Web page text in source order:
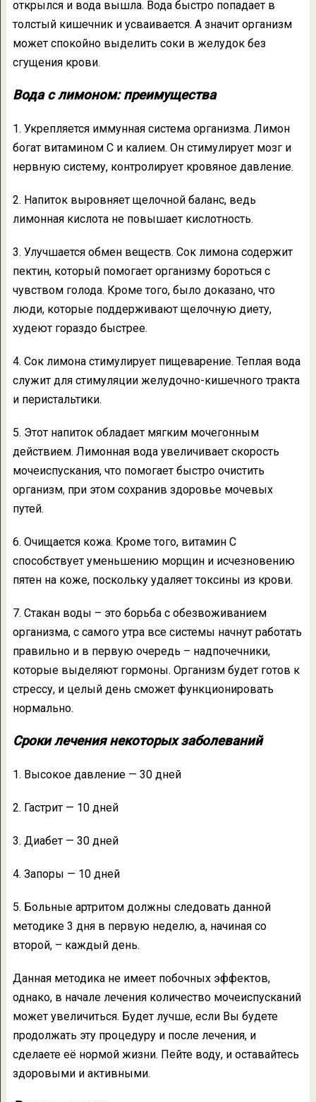
открылся и вода вышла. Вода быстро попадает в
толстый кишечник и усваивается. А значит организм
может спокойно выделить соки в желудок без
сгущения крови.
Вода с лимоном: преимущества
1. Укрепляется иммунная система организма. Лимон
богат витамином С и калием. Он стимулирует мозг и
нервную систему, контролирует кровяное давление.
2. Напиток выровняет щелочной баланс, ведь
лимонная кислота не повышает кислотность.
3. Улучшается обмен веществ. Сок лимона содержит
пектин, который помогает организму бороться с
чувством голода. Кроме того, было доказано, что
люди, которые поддерживают щелочную диету,
худеют гораздо быстрее.
4. Сок лимона стимулирует пищеварение. Теплая вода
служит для стимуляции желудочно-кишечного тракта
и перистальтики.
5. Этот напиток обладает мягким мочегонным
действием. Лимонная вода увеличивает скорость
мочеиспускания, что помогает быстро очистить
организм,при этом сохранив здоровье мочевых
путей.
6. Очищается кожа. Кроме того, витамин С
способствует уменьшению морщин и исчезновению
пятен на коже, поскольку удаляет токсины из крови.
7. Стакан воды – это борьба с обезвоживанием
организма, с самого утра все системы начнут работать
правильно и в первую очередь – надпочечники,
которые выделяют гормоны. Организм будет готов к
стрессу, и целый день сможет функционировать
нормально.
Сроки лечения некоторых заболеваний
1. Высокое давление — 30 дней
2. Гастрит — 10 дней
3. Диабет — 30 дней
4. Запоры — 10 дней
5. Больные артритом должны следовать данной
методике 3 дня в первую неделю, а, начиная со
второй, – каждый день.
Данная методика не имеет побочных эффектов,
однако, в начале лечения количество мочеиспусканий
может увеличиться. Будет лучше, если Вы будете
продолжать эту процедуру и после лечения, и
сделаете её нормой жизни. Пейте воду, и оставайтесь
здоровыми и активными.